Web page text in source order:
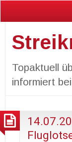
Topaktuell
informiert